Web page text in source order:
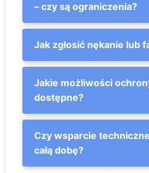
– czy są ograniczenia?
Jak zgłosić nękanie lub
Jakie możliwości
dostępne?
Czy wsparcie
całą dobę?